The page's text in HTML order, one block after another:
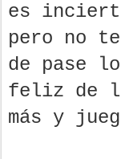
es
pero no
de pase
feliz de
más y